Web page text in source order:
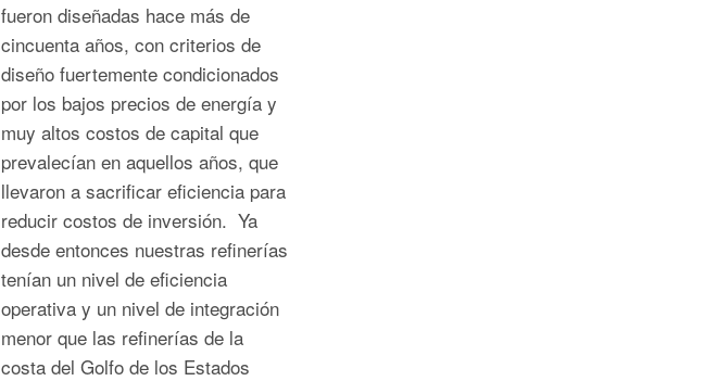
fueron diseñadas hace más de
cincuenta años, con criterios de
diseño fuertemente condicionados
por los bajos precios de energía y
muy altos costos de capital que
prevalecían en aquellos años, que
llevaron a sacrificar eficiencia para
reducir costos de inversión. Ya
desde entonces nuestras refinerías
tenían un nivel de eficiencia
operativa y un nivel de integración
menor que las refinerías de la
costa del Golfo de los Estados